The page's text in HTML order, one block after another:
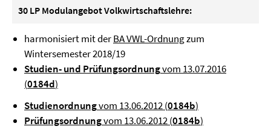
30 LP Modulangebot Volkwirtschaftslehre:
harmonisiert mit derBA VWL-Ordnungzum
Wintersemester 2018/19
Studien- und Prüfungsordnungvom 13.07.2016
(0184d)
Studienordnungvom 13.06.2012 (0184b)
Prüfungsordnungvom 13.06.2012 (0184b)